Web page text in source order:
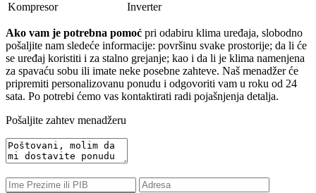
Kompresor
Inverter
Ako vam je potrebna pomoć pri odabiru klima uređaja, slobodno
pošaljite nam sledeće informacije: površinu svake prostorije; da li će
se uređaj koristiti i za stalno grejanje; kao i da li je klima namenjena
za spavaću sobu ili imate neke posebne zahteve. Naš menadžer će
pripremiti personalizovanu ponudu i odgovoriti vam u roku od 24
sata. Po potrebi ćemo vas kontaktirati radi pojašnjenja detalja.
Pošaljite zahtev menadžeru